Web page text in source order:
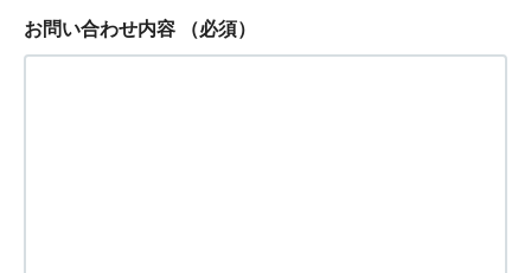
お問い合わせ内容 （必須）